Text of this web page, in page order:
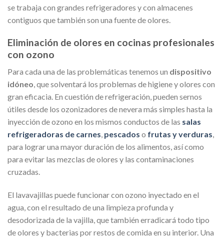
se trabaja con grandes refrigeradores y con almacenes
contiguos que también son una fuente de olores.
Eliminación de olores en cocinas profesionales
con ozono
Para cada una de las problemáticas tenemos un dispositivo
idóneo, que solventará los problemas de higiene y olores con
gran eficacia. En cuestión de refrigeración, pueden sernos
útiles desde los ozonizadores de nevera más simples hasta la
inyección de ozono en los mismos conductos de las salas
refrigeradoras de carnes, pescados o frutas y verduras,
para lograr una mayor duración de los alimentos, así como
para evitar las mezclas de olores y las contaminaciones
cruzadas.
El lavavajillas puede funcionar con ozono inyectado en el
agua, con el resultado de una limpieza profunda y
desodorizada de la vajilla, que también erradicará todo tipo
de olores y bacterias por restos de comida en su interior. Una